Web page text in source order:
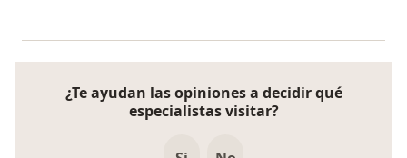
¿Te ayudan las opiniones a decidir qué
especialistas visitar?